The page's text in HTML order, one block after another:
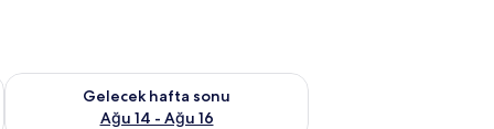
7 - Ağu 9
Gelecek hafta sonu
Ağu 14 - Ağu 16
Önümüzdeki hafta sonu için müsaitliği kontrol et Ağu 14 -